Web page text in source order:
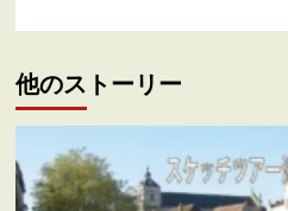
ゲ
ー
シ
ョ
ン
他のストーリー